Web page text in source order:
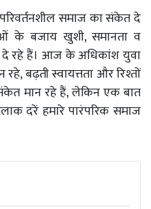
समाज का संकेत दे
के बजाय खुशी, समानता व
दे रहे हैं। आज के अधिकांश युवा
बढ़ती स्वायत्तता और रिश्तों
मान रहे हैं, लेकिन एक बात
दरें हमारे पारंपरिक समाज